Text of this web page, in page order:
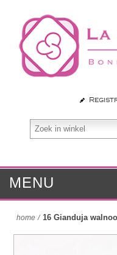
MENU
home / 16 Gianduja